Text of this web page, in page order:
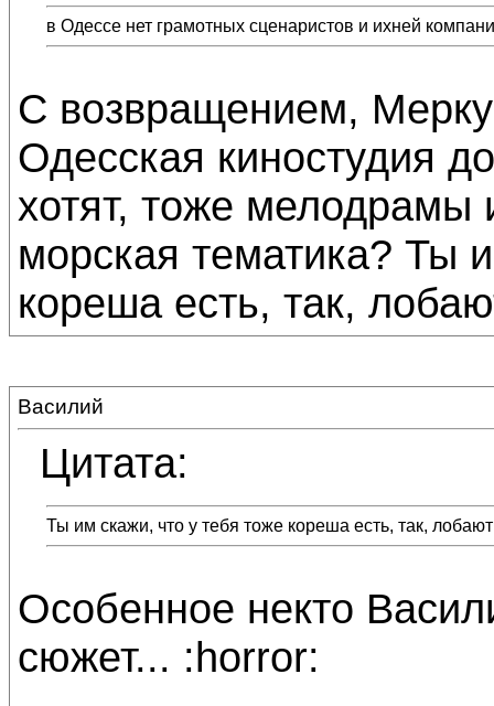
в Одессе нет грамотных сценаристов и ихней
С возвращением,
Одесская киностудия
хотят, тоже
морская тематика? Ты
кореша есть, так,
Василий
Цитата:
Ты им скажи, что у тебя тоже кореша есть, так,
Особенное некто
сюжет... :horror: